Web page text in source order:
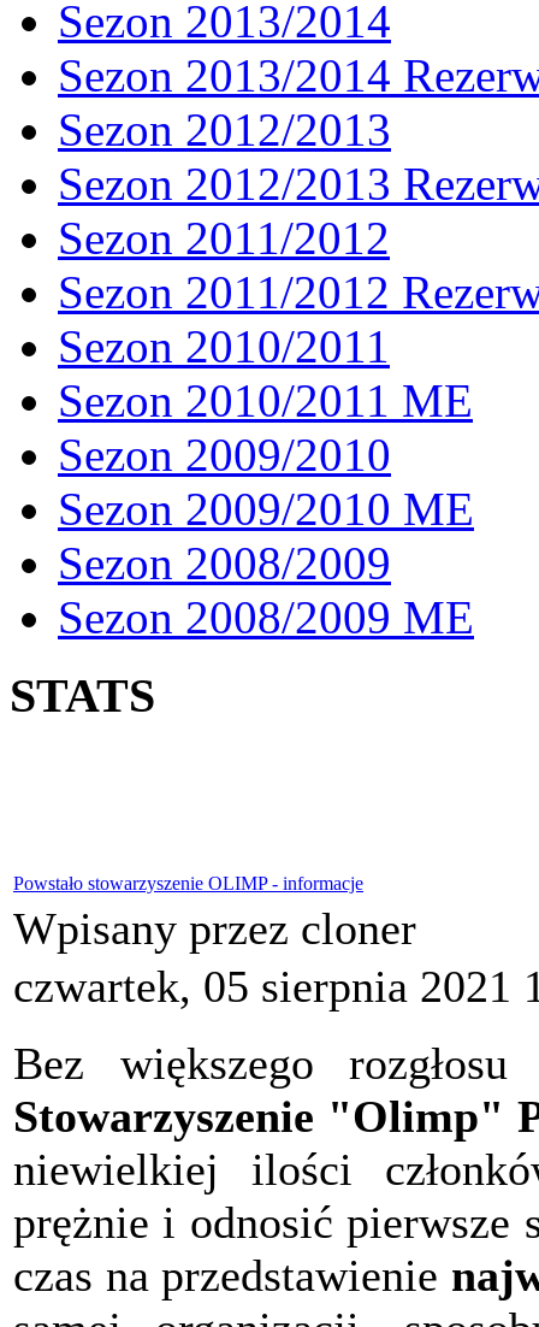
Sezon 2013/2014
Sezon 2013/2014
Sezon 2012/2013
Sezon 2012/2013
Sezon 2011/2012
Sezon 2011/2012
Sezon 2010/2011
Sezon 2010/2011 ME
Sezon 2009/2010
Sezon 2009/2010 ME
Sezon 2008/2009
Sezon 2008/2009 ME
STATS
Powstało stowarzyszenie OLIMP - informacje
Wpisany przez cloner
czwartek, 05 sierpnia 2021
Bez większego
Stowarzyszenie "Olimp"
niewielkiej ilości
prężnie i odnosić pierwsze
czas na przedstawienie